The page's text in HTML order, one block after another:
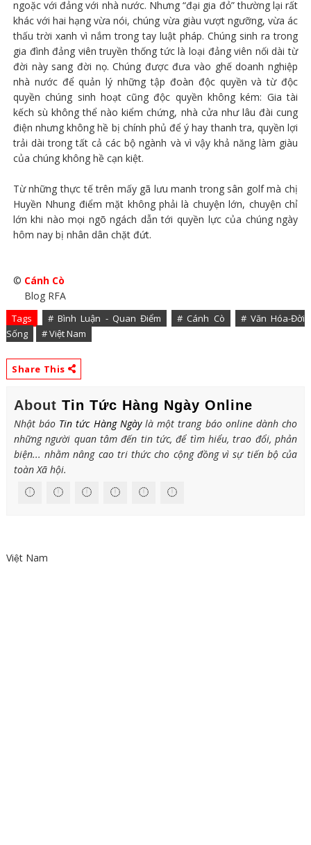
ngoặc với đảng với nhà nước. Nhưng “đại gia đỏ” thường lại rất
khác với hai hạng vừa nói, chúng vừa giàu vượt ngưỡng, vừa ác
thấu trời xanh vì nắm trong tay luật pháp. Chúng sinh ra trong
gia đình đảng viên truyền thống tức là loại đảng viên nối dài từ
đời này sang đời nọ. Chúng được đưa vào ghế doanh nghiệp
nhà nước để quản lý những tập đoàn độc quyền và từ độc
quyền chúng sinh hoạt cũng độc quyền không kém: Gia tài
kếch sù không thể nào kiểm chứng, nhà cửa như lâu đài cung
điện nhưng không hề bị chính phủ để ý hay thanh tra, quyền lợi
trải dài trong tất cả các bộ ngành và vì vậy khả năng làm giàu
của chúng không hề cạn kiệt.
Từ những thực tế trên mấy gã lưu manh trong sân golf mà chị
Huyền Nhung điểm mặt không phải là chuyện lớn, chuyện chỉ
lớn khi nào mọi ngõ ngách dẫn tới quyền lực của chúng ngày
hôm nay bị nhân dân chặt đứt.
© Cánh Cò
Blog RFA
Tags # Bình Luận - Quan Điểm # Cánh Cò
# Văn Hóa-Đời
Sống
# Việt Nam
Share This
About Tin Tức Hàng Ngày Online
Nhật báo Tin tức Hàng Ngàylà một trang báo online dành cho
những người quan tâm đến tin tức, để tìm hiểu, trao đổi, phản
biện... nhằm nâng cao tri thức cho cộng đồng vì sự tiến bộ của
toàn Xã hội.
Việt Nam